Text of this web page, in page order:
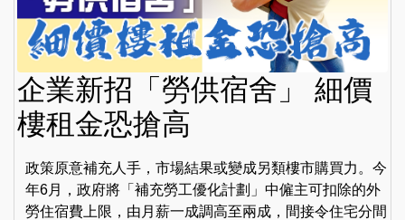
企業新招「勞供宿舍」 細價
樓租金恐搶高
政策原意補充人手，市場結果或變成另類樓市購買力。今
年6月，政府將「補充勞工優化計劃」中僱主可扣除的外
勞住宿費上限，由月薪一成調高至兩成，間接令住宅分間